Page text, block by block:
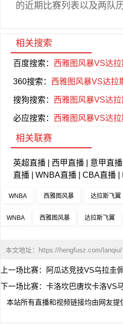
的近期比赛列表以及两队
相关搜索
百度搜索： 西雅图风暴VS达
360搜索： 西雅图风暴VS达拉
搜狗搜索： 西雅图风暴VS达
必应搜索： 西雅图风暴VS达
相关联赛
英超直播 西甲直播 意甲直播
直播
WNBA直播 CBA直播
WNBA 西雅图风暴 达拉斯飞翼
WNBA 西雅图风暴 达拉斯飞翼
本文地址： https://hengfusz.com/lanqiu/
上一场比赛：
阿瓜达竞技VS乌拉圭
下一场比赛： 卡洛坎巴唐坎卡洛VS
本站所有直播和视频链接均由网友提